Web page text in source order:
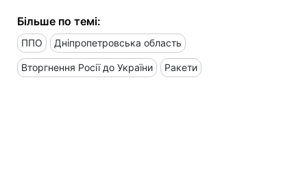
Більше по темі:
ППО Дніпропетровська область
Вторгнення Росії до України Ракети